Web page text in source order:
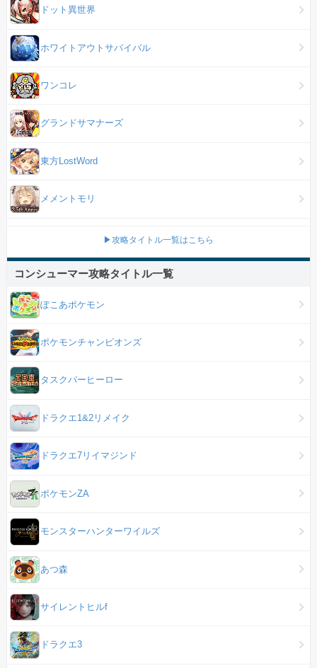
ドット異世界
ホワイトアウトサバイバル
ワンコレ
グランドサマナーズ
東方LostWord
メメントモリ
▶攻略タイトル一覧はこちら
コンシューマー攻略タイトル一覧
ぽこあポケモン
ポケモンチャンピオンズ
タスクバーヒーロー
ドラクエ1&2リメイク
ドラクエ7リイマジンド
ポケモンZA
モンスターハンターワイルズ
あつ森
サイレントヒルf
ドラクエ3